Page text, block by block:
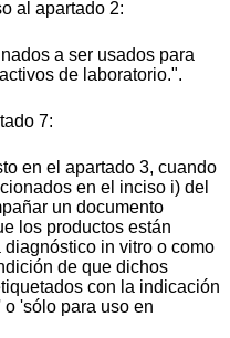
al apartado 2:
a ser usados para
de laboratorio.".
7:
en el apartado 3, cuando
en el inciso i) del
un documento
los productos están
in vitro o como
de que dichos
con la indicación
'sólo para uso en